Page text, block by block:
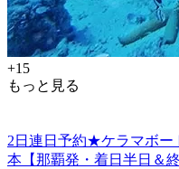
+15
もっと見る
2日連日予約★ケラマボー
本【那覇発・着日半日＆